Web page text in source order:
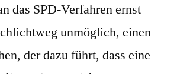
das SPD-Verfahren ernst
unmöglich, einen
der dazu führt, dass eine